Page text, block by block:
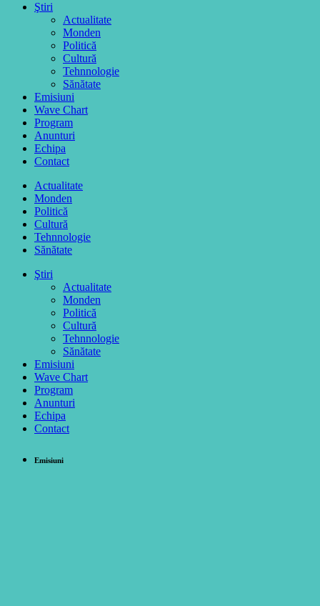
Ştiri
Actualitate
Monden
Politică
Cultură
Tehnnologie
Sănătate
Emisiuni
Wave Chart
Program
Anunturi
Echipa
Contact
Actualitate
Monden
Politică
Cultură
Tehnnologie
Sănătate
Ştiri
Actualitate
Monden
Politică
Cultură
Tehnnologie
Sănătate
Emisiuni
Wave Chart
Program
Anunturi
Echipa
Contact
Emisiuni